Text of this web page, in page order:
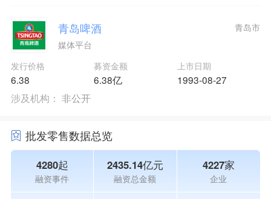
青岛啤酒
媒体平台
青岛市
发行价格
6.38
募资金额
6.38亿
上市日期
1993-08-27
涉及机构： 非公开
批发零售数据总览
4280起
融资事件
2435.14亿元
融资总金额
4227家
企业